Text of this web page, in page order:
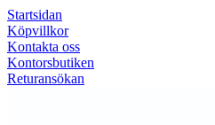
Startsidan
Köpvillkor
Kontakta oss
Kontorsbutiken
Returansökan